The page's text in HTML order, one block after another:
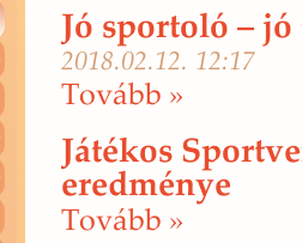
Jó sportoló –
2018.02.12. 12:17
To­vább »
Játékos
eredménye
To­vább »